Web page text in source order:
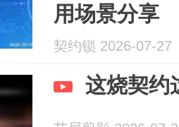
用场景分享
契约锁 2026-07-27
这烧契约